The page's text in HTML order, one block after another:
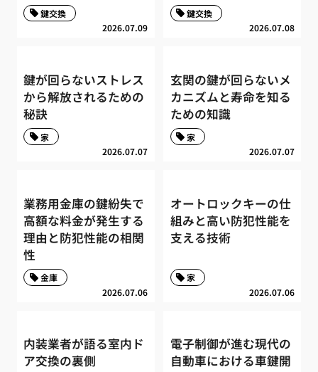
2026.07.09
鍵交換
2026.07.08
鍵交換
鍵が回らないストレス
から解放されるための
秘訣
2026.07.07
家
玄関の鍵が回らないメ
カニズムと寿命を知る
ための知識
2026.07.07
家
業務用金庫の鍵紛失で
高額な料金が発生する
理由と防犯性能の相関
性
2026.07.06
金庫
オートロックキーの仕
組みと高い防犯性能を
支える技術
2026.07.06
家
内装業者が語る室内ド
ア交換の裏側
電子制御が進む現代の
自動車における車鍵開